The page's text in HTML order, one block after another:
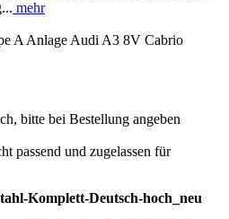
mehr
A Anlage Audi A3 8V Cabrio
bitte bei Bestellung angeben
passend und zugelassen für